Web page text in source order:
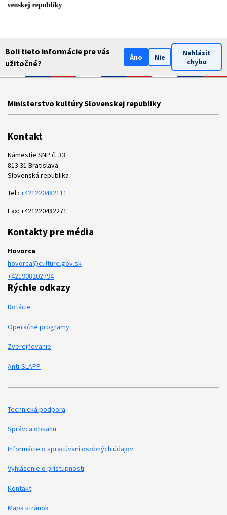
Slovenskej republiky
Boli tieto informácie pre vás
užitočné?
Áno Nie
Nahlásiť
chybu
Ministerstvo kultúry Slovenskej republiky
Kontakt
Námestie SNP č. 33
813 31 Bratislava
Slovenská republika
Tel.: +421220482111
Fax: +421220482271
Kontakty pre média
Hovorca
hovorca@culture.gov.sk
+421908202794
Rýchle odkazy
Dotácie
Operačné programy
Zverejňovanie
Anti-SLAPP
Podporné odkazy
Technická podpora
Správca obsahu
Informácie o spracúvaní osobných údajov
Vyhlásenie o prístupnosti
Kontakt
Mapa stránok